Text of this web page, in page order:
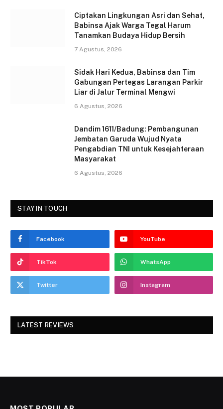
ai ar
e
Ciptakan Lingkungan Asri dan Sehat,
Babinsa Ajak Warga Tegal Harum
Tanamkan Budaya Hidup Bersih
7 Agustus, 2026
Sidak Hari Kedua, Babinsa dan Tim
Gabungan Pertegas Larangan Parkir
Liar di Jalur Terminal Mengwi
6 Agustus, 2026
Dandim 1611/Badung: Pembangunan
Jembatan Garuda Wujud Nyata
Pengabdian TNI untuk Kesejahteraan
Masyarakat
6 Agustus, 2026
STAY IN TOUCH
Facebook YouTube
TikTok WhatsApp
Twitter Instagram
LATEST REVIEWS